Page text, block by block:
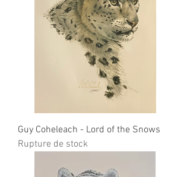
Guy Coheleach - Lord of the Snows
Rupture de stock